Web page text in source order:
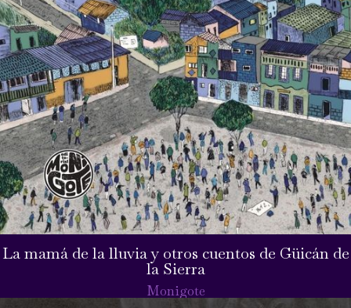
La mamá de la lluvia y otros cuentos de Güicán de
la Sierra
Monigote